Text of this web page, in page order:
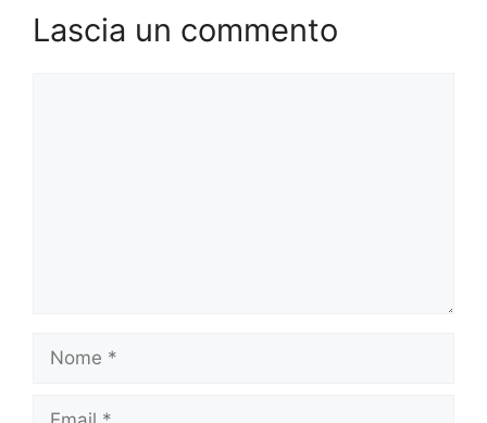
Lascia un commento